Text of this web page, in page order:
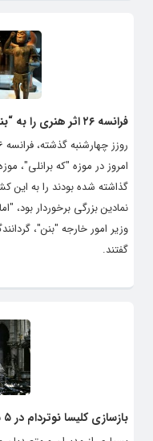
فرانسه ۲۶ اثر هنری را به “بنن” باز گرداند
امروز در موزه "که برانلی"،
گذاشته شده بودند را به این
نمادین بزرگی برخوردار بود،
وزیر امور خارجه "بنن"،
گفتند.
بازسازی کلیسا نوتردام در ۵ سال امکان پذیر نیست